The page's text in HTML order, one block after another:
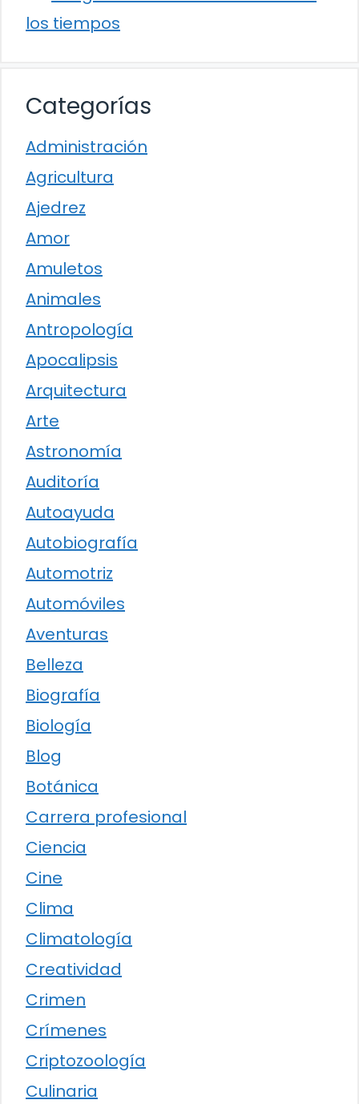
los tiempos
Categorías
Administración
Agricultura
Ajedrez
Amor
Amuletos
Animales
Antropología
Apocalipsis
Arquitectura
Arte
Astronomía
Auditoría
Autoayuda
Autobiografía
Automotriz
Automóviles
Aventuras
Belleza
Biografía
Biología
Blog
Botánica
Carrera profesional
Ciencia
Cine
Clima
Climatología
Creatividad
Crimen
Crímenes
Criptozoología
Culinaria